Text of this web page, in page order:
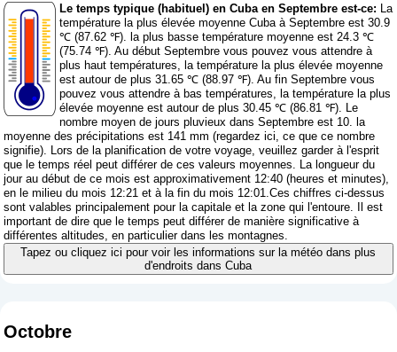
Le temps typique (habituel) en Cuba en Septembre est-ce: La
température la plus élevée moyenne Cuba à Septembre est 30.9
℃ (87.62 ℉). la plus basse température moyenne est 24.3 ℃
(75.74 ℉). Au début Septembre vous pouvez vous attendre à
plus haut températures, la température la plus élevée moyenne
est autour de plus 31.65 ℃ (88.97 ℉). Au fin Septembre vous
pouvez vous attendre à bas températures, la température la plus
élevée moyenne est autour de plus 30.45 ℃ (86.81 ℉). Le
nombre moyen de jours pluvieux dans Septembre est 10. la
moyenne des précipitations est 141 mm (regardez ici, ce que ce nombre
signifie). Lors de la planification de votre voyage, veuillez garder à l'esprit
que le temps réel peut différer de ces valeurs moyennes. La longueur du
jour au début de ce mois est approximativement 12:40 (heures et minutes),
en le milieu du mois 12:21 et à la fin du mois 12:01.Ces chiffres ci-dessus
sont valables principalement pour la capitale et la zone qui l'entoure. Il est
important de dire que le temps peut différer de manière significative à
différentes altitudes, en particulier dans les montagnes.
Tapez ou cliquez ici pour voir les informations sur la météo dans plus
d'endroits dans Cuba
Octobre